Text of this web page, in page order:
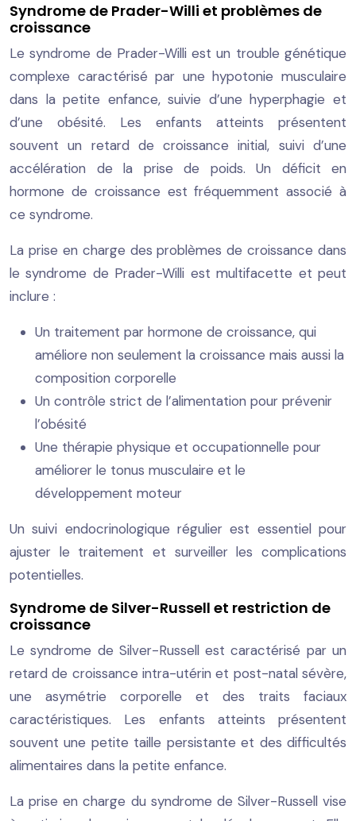
Syndrome de Prader-Willi et problèmes de
croissance
Le syndrome de Prader-Willi est un trouble génétique
complexe caractérisé par une hypotonie musculaire
dans la petite enfance, suivie d’une hyperphagie et
d’une obésité. Les enfants atteints présentent
souvent un retard de croissance initial, suivi d’une
accélération de la prise de poids. Un déficit en
hormone de croissance est fréquemment associé à
ce syndrome.
La prise en charge des problèmes de croissance dans
le syndrome de Prader-Willi est multifacette et peut
inclure :
Un traitement par hormone de croissance, qui
améliore non seulement la croissance mais aussi la
composition corporelle
Un contrôle strict de l’alimentation pour prévenir
l’obésité
Une thérapie physique et occupationnelle pour
améliorer le tonus musculaire et le
développement moteur
Un suivi endocrinologique régulier est essentiel pour
ajuster le traitement et surveiller les complications
potentielles.
Syndrome de Silver-Russell et restriction de
croissance
Le syndrome de Silver-Russell est caractérisé par un
retard de croissance intra-utérin et post-natal sévère,
une asymétrie corporelle et des traits faciaux
caractéristiques. Les enfants atteints présentent
souvent une petite taille persistante et des difficultés
alimentaires dans la petite enfance.
La prise en charge du syndrome de Silver-Russell vise